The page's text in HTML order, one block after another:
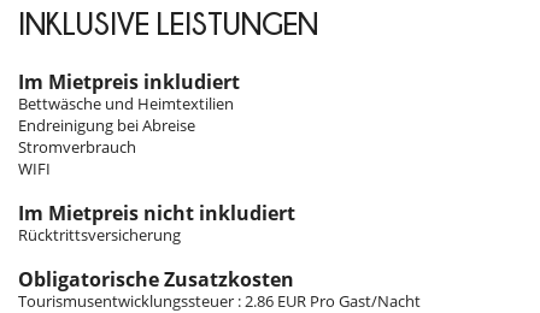
Located on the 2nd floor, the apartment impresses with its carefully
thought-out design for comfort and elegance. An open-plan kitchen
a television and fireplace, creates a warm atmosphere for relaxing
after a day on the slopes.
The double bedrooms offer comfort and rest, each equipped with a
cosy bed and a television. The master bedroom has an en-suite
double sinks. The spaces are tastefully decorated, offering an
atmosphere that is both cosy and sophisticated.
Outdoors
INKLUSIVE LEISTUNGEN
Im Mietpreis inkludiert
Bettwäsche und Heimtextilien
Endreinigung bei Abreise
Stromverbrauch
WIFI
Im Mietpreis nicht inkludiert
Rücktrittsversicherung
Obligatorische Zusatzkosten
Tourismusentwicklungssteuer : 2.86 EUR Pro Gast/Nacht